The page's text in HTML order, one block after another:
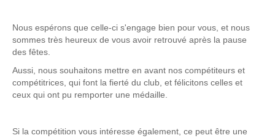
Nous espérons que celle-ci s'engage bien pour vous, et nous
sommes très heureux de vous avoir retrouvé après la pause
des fêtes.
Aussi, nous souhaitons mettre en avant nos compétiteurs et
compétitrices, qui font la fierté du club, et félicitons celles et
ceux qui ont pu remporter une médaille.
Si la compétition vous intéresse également, ce peut être une